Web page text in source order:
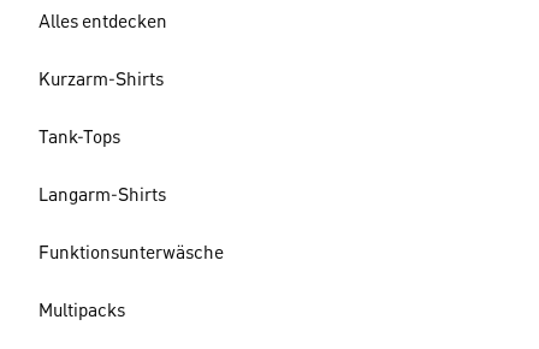
Alles entdecken
Kurzarm-Shirts
Tank-Tops
Langarm-Shirts
Funktionsunterwäsche
Multipacks